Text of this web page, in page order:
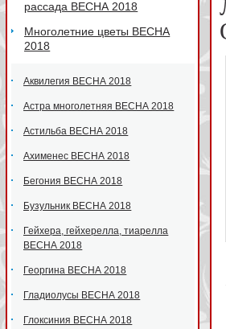
рассада ВЕСНА 2018
Многолетние цветы ВЕСНА
2018
Аквилегия ВЕСНА 2018
Астра многолетняя ВЕСНА 2018
Астильба ВЕСНА 2018
Ахименес ВЕСНА 2018
Бегония ВЕСНА 2018
Бузульник ВЕСНА 2018
Гейхера, гейхерелла, тиарелла
ВЕСНА 2018
Георгина ВЕСНА 2018
Гладиолусы ВЕСНА 2018
Глоксиния ВЕСНА 2018